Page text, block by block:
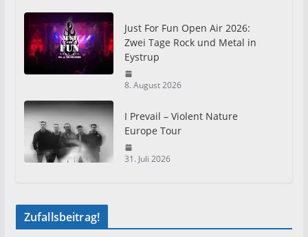
Just For Fun Open Air 2026:
Zwei Tage Rock und Metal in
Eystrup
8. August 2026
I Prevail – Violent Nature
Europe Tour
31. Juli 2026
Zufallsbeitrag!